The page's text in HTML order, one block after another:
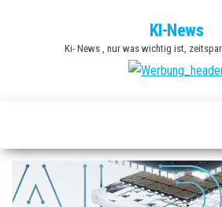
KI-News
Ki- News , nur was wichtig ist,